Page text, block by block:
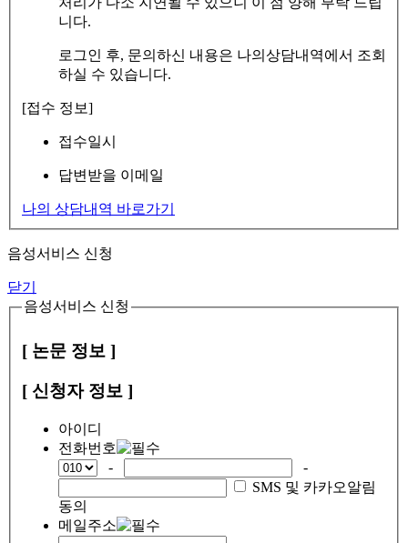
니다.
로그인 후, 문의하신 내용은 나의상담내역에서 조회
하실 수 있습니다.
[접수 정보]
접수일시
답변받을 이메일
나의 상담내역 바로가기
음성서비스 신청
닫기
음성서비스 신청
[ 논문 정보 ]
[ 신청자 정보 ]
아이디
전화번호
-
-
SMS 및 카카오알림
동의
메일주소